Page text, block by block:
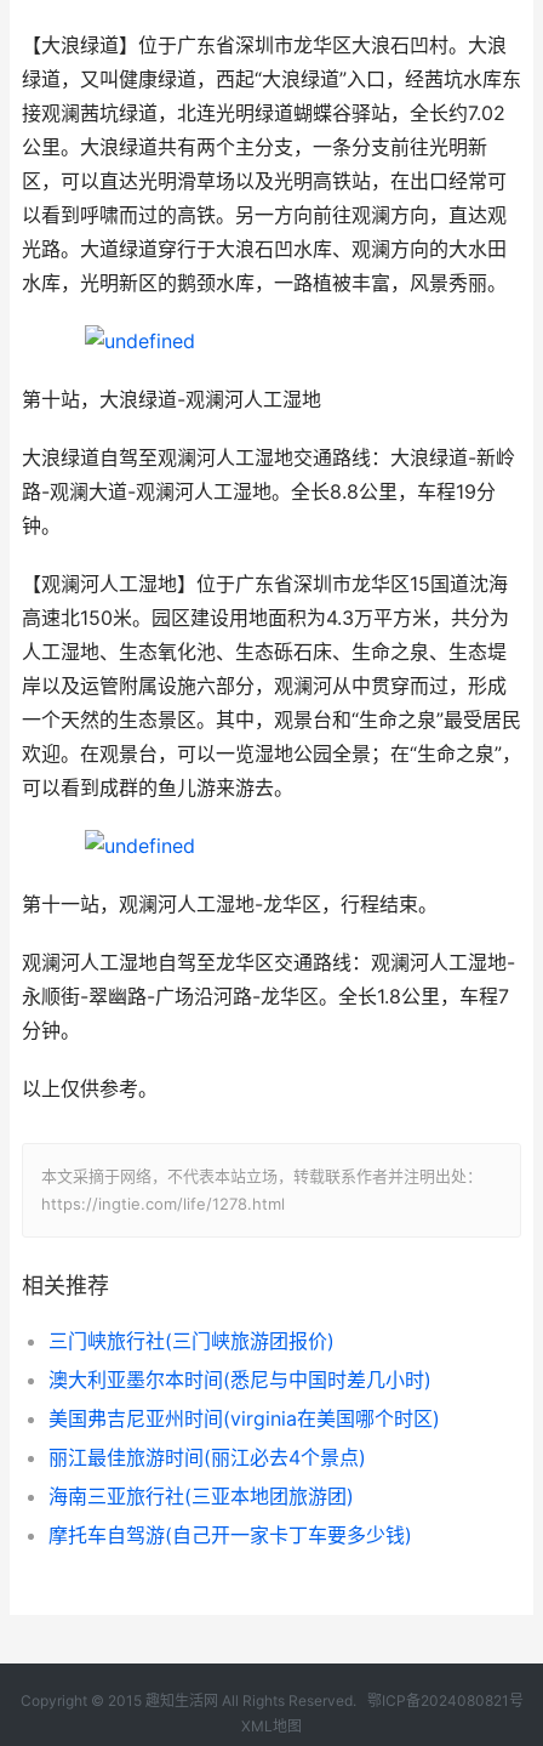
【大浪绿道】位于广东省深圳市龙华区大浪石凹村。大浪
绿道，又叫健康绿道，西起“大浪绿道”入口，经茜坑水库东
接观澜茜坑绿道，北连光明绿道蝴蝶谷驿站，全长约7.02
公里。大浪绿道共有两个主分支，一条分支前往光明新
区，可以直达光明滑草场以及光明高铁站，在出口经常可
以看到呼啸而过的高铁。另一方向前往观澜方向，直达观
光路。大道绿道穿行于大浪石凹水库、观澜方向的大水田
水库，光明新区的鹅颈水库，一路植被丰富，风景秀丽。
第十站，大浪绿道-观澜河人工湿地
大浪绿道自驾至观澜河人工湿地交通路线：大浪绿道-新岭
路-观澜大道-观澜河人工湿地。全长8.8公里，车程19分
钟。
【观澜河人工湿地】位于广东省深圳市龙华区15国道沈海
高速北150米。园区建设用地面积为4.3万平方米，共分为
人工湿地、生态氧化池、生态砾石床、生命之泉、生态堤
岸以及运管附属设施六部分，观澜河从中贯穿而过，形成
一个天然的生态景区。其中，观景台和“生命之泉”最受居民
欢迎。在观景台，可以一览湿地公园全景；在“生命之泉”，
可以看到成群的鱼儿游来游去。
第十一站，观澜河人工湿地-龙华区，行程结束。
观澜河人工湿地自驾至龙华区交通路线：观澜河人工湿地-
永顺街-翠幽路-广场沿河路-龙华区。全长1.8公里，车程7
分钟。
以上仅供参考。
本文采摘于网络，不代表本站立场，转载联系作者并注明出处：
https://ingtie.com/life/1278.html
相关推荐
三门峡旅行社(三门峡旅游团报价)
澳大利亚墨尔本时间(悉尼与中国时差几小时)
美国弗吉尼亚州时间(virginia在美国哪个时区)
丽江最佳旅游时间(丽江必去4个景点)
海南三亚旅行社(三亚本地团旅游团)
摩托车自驾游(自己开一家卡丁车要多少钱)
Copyright © 2015 趣知生活网 All Rights Reserved. 鄂ICP备2024080821号
XML地图